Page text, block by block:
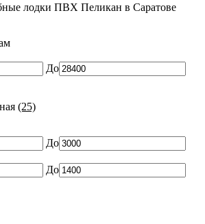
лодки ПВХ Пеликан в Саратове
До
(25)
До
До